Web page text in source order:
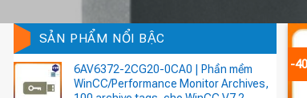
SẢN PHẨM NỔI BẬC
6AV6372-2CG20-0CA0 | Phần mềm
WinCC/Performance Monitor Archives,
-